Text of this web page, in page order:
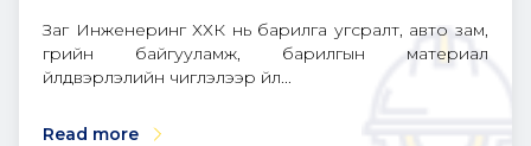
Заг Инженеринг ХХК нь барилга угсралт, авто зам,
гүүрийн байгууламж, барилгын материал
үйлдвэрлэлийн чиглэлээр үйл...
Read more